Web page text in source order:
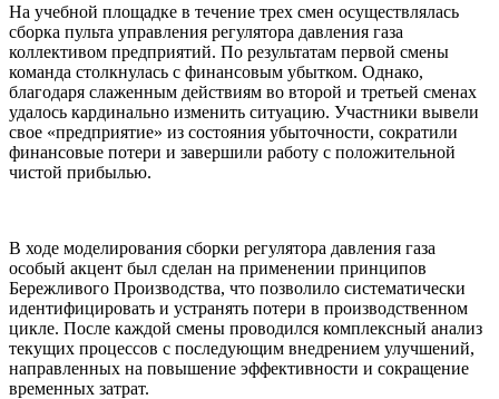
На учебной площадке в течение трех смен осуществлялась
сборка пульта управления регулятора давления газа
коллективом предприятий. По результатам первой смены
команда столкнулась с финансовым убытком. Однако,
благодаря слаженным действиям во второй и третьей сменах
удалось кардинально изменить ситуацию. Участники вывели
свое «предприятие» из состояния убыточности, сократили
финансовые потери и завершили работу с положительной
чистой прибылью.
В ходе моделирования сборки регулятора давления газа
особый акцент был сделан на применении принципов
Бережливого Производства, что позволило систематически
идентифицировать и устранять потери в производственном
цикле. После каждой смены проводился комплексный анализ
текущих процессов с последующим внедрением улучшений,
направленных на повышение эффективности и сокращение
временных затрат.